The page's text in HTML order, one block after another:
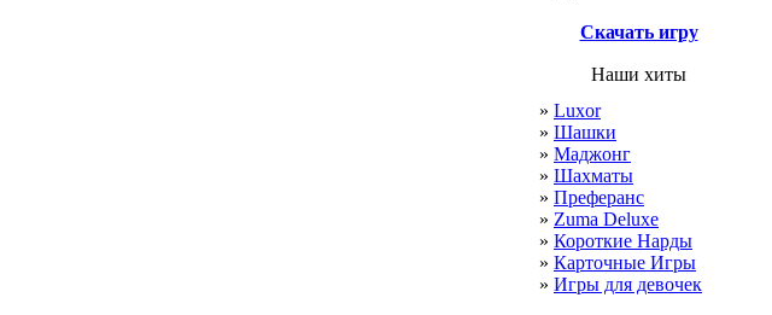
Скачать игру
Наши хиты
» Luxor
» Шашки
» Маджонг
» Шахматы
» Преферанс
» Zuma Deluxe
» Короткие Нарды
» Карточные Игры
» Игры для девочек